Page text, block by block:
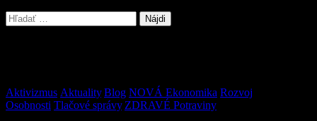
Hľadať:
Aktivizmus Aktuality,Blog NOVÁ Ekonomika Rozvoj
Osobnosti Tlačové správy, ZDRAVÉ Potraviny